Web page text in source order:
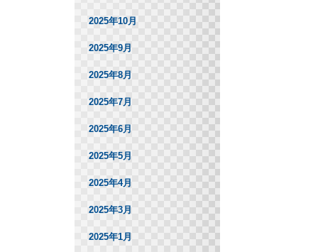
2025年10月
2025年9月
2025年8月
2025年7月
2025年6月
2025年5月
2025年4月
2025年3月
2025年1月